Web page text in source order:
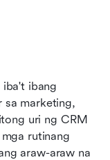
iba't ibang
sa marketing,
uri ng CRM
rutinang
araw-araw na